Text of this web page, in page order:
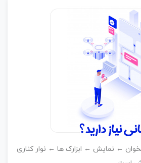
ی
← ابزارک ها ← نوار کناری